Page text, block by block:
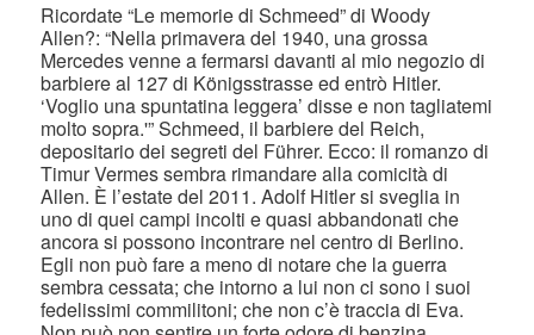
Ricordate “Le memorie di Schmeed” di Woody
Allen?: “Nella primavera del 1940, una grossa
Mercedes venne a fermarsi davanti al mio negozio di
barbiere al 127 di Königsstrasse ed entrò Hitler.
‘Voglio una spuntatina leggera’ disse e non tagliatemi
molto sopra.'” Schmeed, il barbiere del Reich,
depositario dei segreti del Führer. Ecco: il romanzo di
Timur Vermes sembra rimandare alla comicità di
Allen. È l’estate del 2011. Adolf Hitler si sveglia in
uno di quei campi incolti e quasi abbandonati che
ancora si possono incontrare nel centro di Berlino.
Egli non può fare a meno di notare che la guerra
sembra cessata; che intorno a lui non ci sono i suoi
fedelissimi commilitoni; che non c’è traccia di Eva.